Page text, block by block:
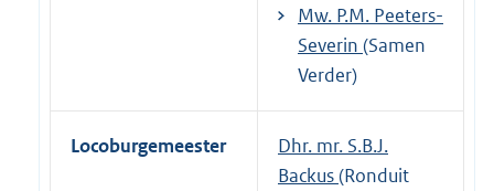
Mw. P.M. Peeters-
Severin (Samen
Verder)
Locoburgemeester
Dhr. mr. S.B.J.
Backus(Ronduit